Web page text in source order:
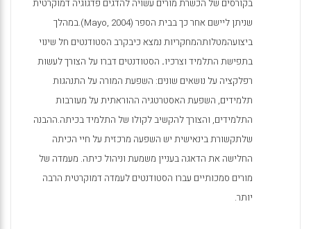
בקורסים של הכשרת מורים עשויה להדגים פדגוגיה דמוקרטית
שניתן ליישם אחר כך בבית הספר (Mayo, 2004
).במהלך
ביצועהמטלותהמחקריות נמצא כיבקרב הסטודנטים חל שינוי
בתפישת התלמיד וצרכיו. הסטודנטים דברו על הצורך לעשות
רפלקציה על נושאים שונים: השפעת המורה על התנהגות
תלמידים, השפעת האסטרטגיה ההוראתית על מעורבות
התלמידים, והצורך להקשיב לקולו של התלמיד בכיתה.ההבנה
שלתקשורת בינאישית יש השפעה מרכזית על חיי הכיתה
החלישה את הדאגה בעניין משמעת וניהול כיתה. מעמדה של
מורים סמכותיים עברו הסטודנטים לעמדה דמוקרטית הרבה
יותר.